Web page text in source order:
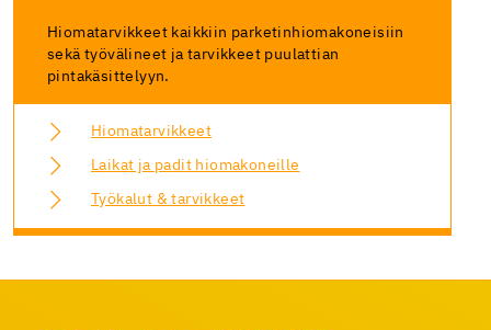
Hiomatarvikkeet kaikkiin parketinhiomakoneisiin
sekä työvälineet ja tarvikkeet puulattian
pintakäsittelyyn.
Hiomatarvikkeet
Laikat ja padit hiomakoneille
Työkalut & tarvikkeet